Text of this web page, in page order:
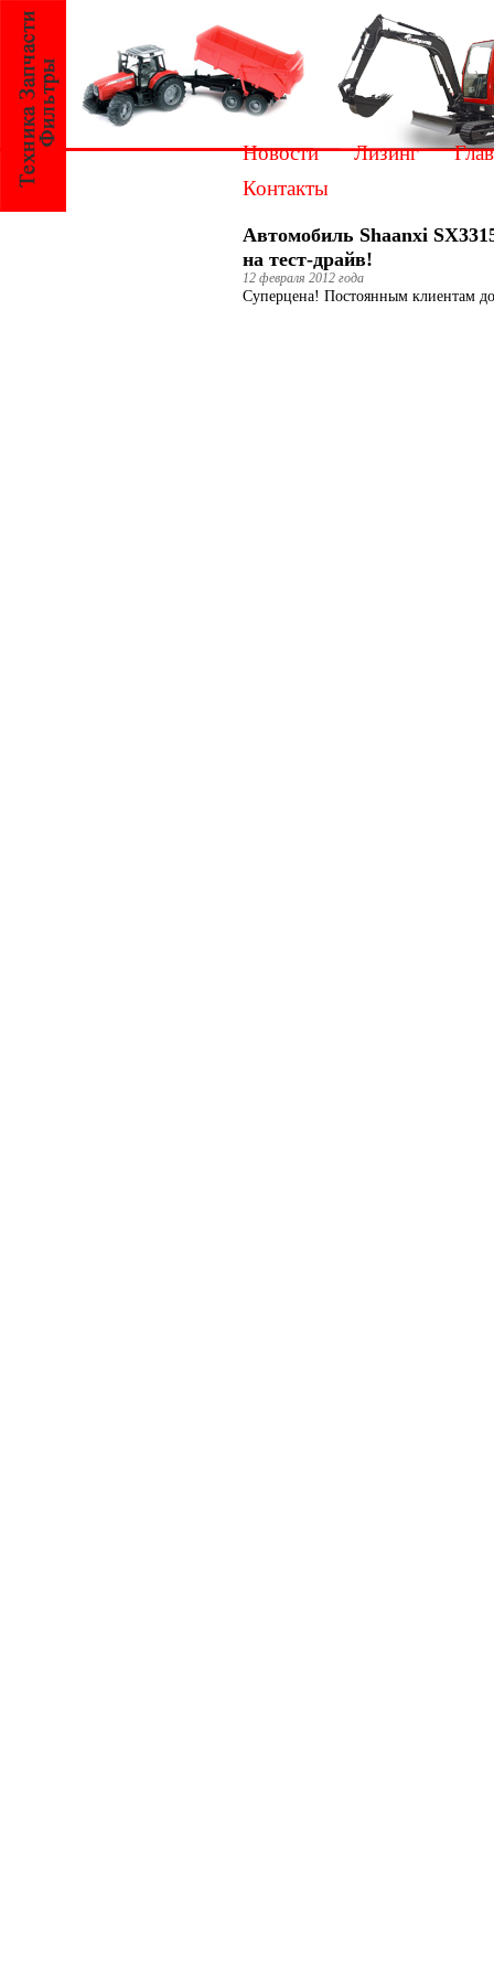
Новости Лизинг
Контакты
Автомобиль Shaanxi
на тест-драйв!
12 февраля 2012 года
Суперцена! Постоянным клиентам